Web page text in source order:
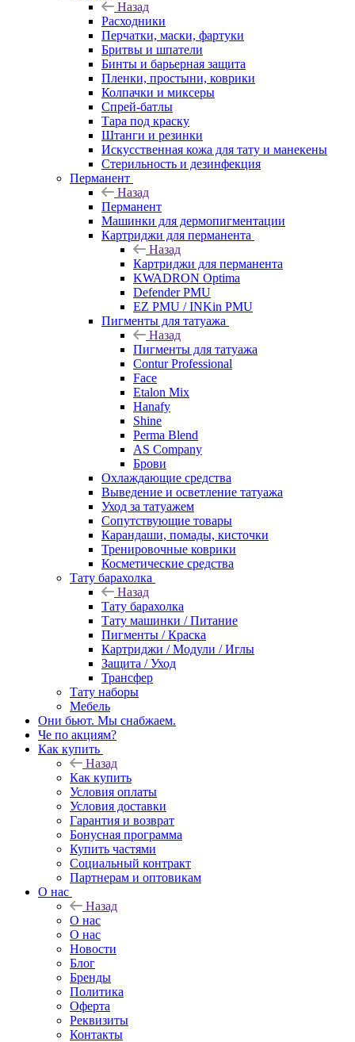
Назад
Расходники
Перчатки, маски, фартуки
Бритвы и шпатели
Бинты и барьерная защита
Пленки, простыни, коврики
Колпачки и миксеры
Спрей-батлы
Тара под краску
Штанги и резинки
Искусственная кожа для тату и манекены
Стерильность и дезинфекция
Перманент
Назад
Перманент
Машинки для дермопигментации
Картриджи для перманента
Назад
Картриджи для перманента
KWADRON Optima
Defender PMU
EZ PMU / INKin PMU
Пигменты для татуажа
Назад
Пигменты для татуажа
Contur Professional
Face
Etalon Mix
Hanafy
Shine
Perma Blend
AS Company
Брови
Охлаждающие средства
Выведение и осветление татуажа
Уход за татуажем
Сопутствующие товары
Карандаши, помады, кисточки
Тренировочные коврики
Косметические средства
Тату барахолка
Назад
Тату барахолка
Тату машинки / Питание
Пигменты / Краска
Картриджи / Модули / Иглы
Защита / Уход
Трансфер
Тату наборы
Мебель
Они бьют. Мы снабжаем.
Че по акциям?
Как купить
Назад
Как купить
Условия оплаты
Условия доставки
Гарантия и возврат
Бонусная программа
Купить частями
Социальный контракт
Партнерам и оптовикам
О нас
Назад
О нас
О нас
Новости
Блог
Бренды
Политика
Оферта
Реквизиты
Контакты